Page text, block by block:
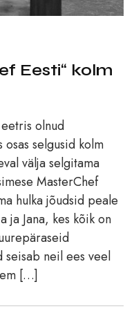
Eesti“ kolm
olnud
selgusid kolm
välja selgitama
MasterChef
hulka jõudsid peale
ja Jana, kes kõik on
seisab neil ees veel
[…]